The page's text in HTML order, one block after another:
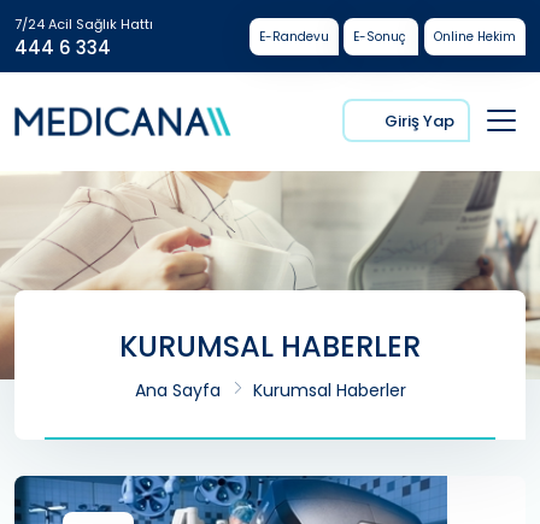
7/24 Acil Sağlık Hattı
444 6 334 E-Randevu E-Sonuç Online Hekim
Giriş Yap
KURUMSAL HABERLER
Ana Sayfa Kurumsal Haberler